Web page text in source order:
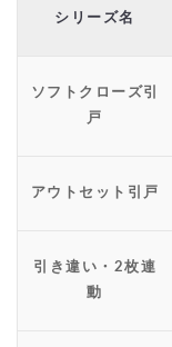
シリーズ名
ソフトクローズ引
戸
アウトセット引戸
引き違い・2枚連
動